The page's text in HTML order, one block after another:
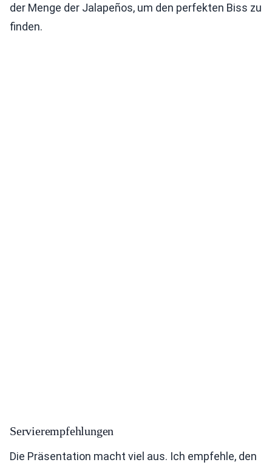
der Menge der Jalapeños, um den perfekten Biss zu
finden.
Servierempfehlungen
Die Präsentation macht viel aus. Ich empfehle, den